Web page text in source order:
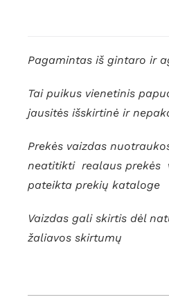
Pagamintas iš gintaro ir
Tai puikus vienetinis
jausitės išskirtinė ir
Prekės vaizdas
neatitikti realaus prekės
pateikta prekių kataloge
Vaizdas gali skirtis dėl
žaliavos skirtumų